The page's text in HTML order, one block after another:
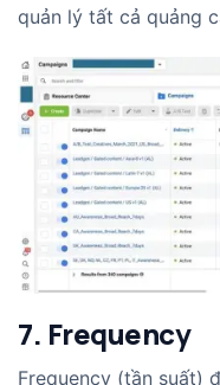
quản lý tất cả quảng
7. Frequency
Frequency (tần suất)